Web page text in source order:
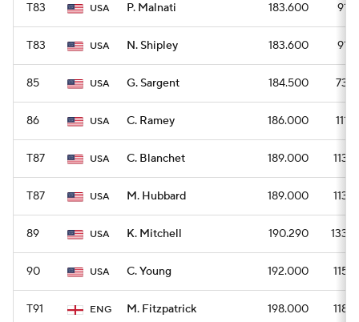
T83 USA P. Malnati 183.600 918
T83 USA N. Shipley 183.600 918
85 USA G. Sargent 184.500 738
86 USA C. Ramey 186.000 1116
T87 USA C. Blanchet 189.000 1134
T87 USA M. Hubbard 189.000 1134
89 USA K. Mitchell 190.290 1332
90 USA C. Young 192.000 1152
T91 ENG M. Fitzpatrick 198.000 1188